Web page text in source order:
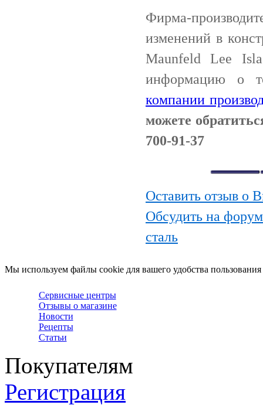
Фирма-
изменений в
Maunfeld Lee
информацию о
компании
можете
700-91-37
Оставить отзыв о
Обсудить на
сталь
Мы используем файлы cookie для вашего удобства
Сервисные центры
Отзывы о магазине
Новости
Рецепты
Статьи
Покупателям
Регистрация